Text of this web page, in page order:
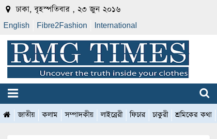
ঢাকা, বৃহস্পতিবার , ২৩ জুন ২০১৬
English Fibre2Fashion International
জাতীয় কলাম সম্পাদকীয় লাইব্রেরী ফিচার চাকুরী শ্রমিকের কথা